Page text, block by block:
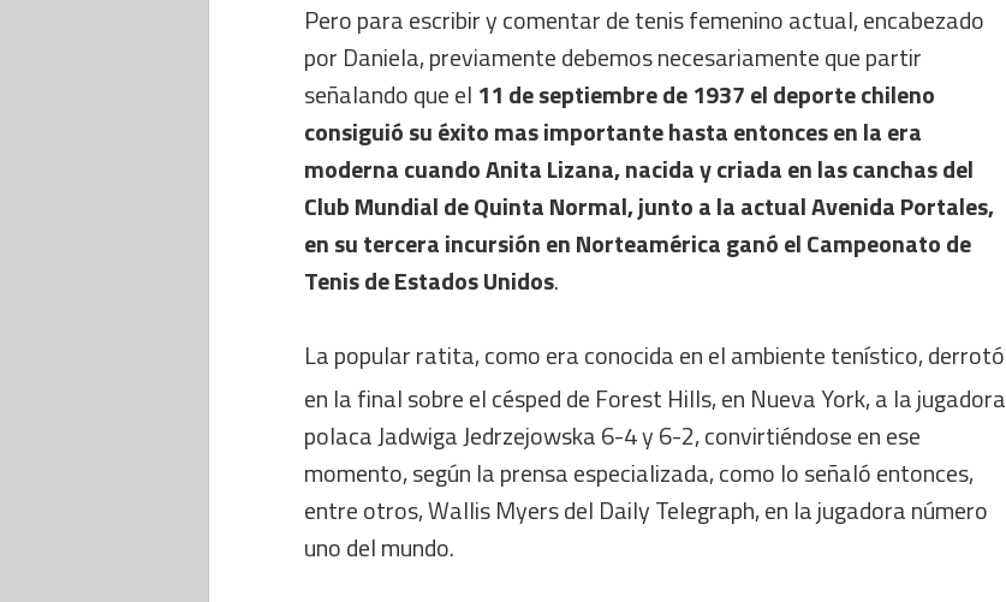
Pero para escribir y comentar de tenis femenino actual, encabezado
por Daniela, previamente debemos necesariamente que partir
señalando que el 11 de septiembre de 1937 el deporte chileno
consiguió su éxito mas importante hasta entonces en la era
moderna cuando Anita Lizana, nacida y criada en las canchas del
Club Mundial de Quinta Normal, junto a la actual Avenida Portales,
en su tercera incursión en Norteamérica ganó el Campeonato de
Tenis de Estados Unidos.
La popular ratita, como era conocida en el ambiente tenístico, derrotó
en la final sobre el césped de Forest Hills, en Nueva York, a la jugadora
polaca Jadwiga Jedrzejowska 6-4 y 6-2, convirtiéndose en ese
momento, según la prensa especializada, como lo señaló entonces,
entre otros, Wallis Myers del Daily Telegraph, en la jugadora número
uno del mundo.